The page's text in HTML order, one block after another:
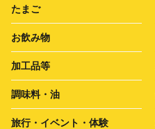
たまご
お飲み物
加工品等
調味料・油
旅行・イベント・体験